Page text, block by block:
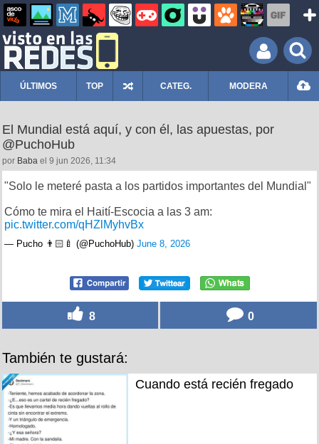
ÚLTIMOS TOP CATEG. MODERA
El Mundial está aquí, y con él, las apuestas, por
@PuchoHub
por Baba el 9 jun 2026, 11:34
"Solo le meteré pasta a los partidos importantes del Mundial"
Cómo te mira el Haití-Escocia a las 3 am:
pic.twitter.com/qHZlMyhvBx
— Pucho 👨🏻‍🍼 (@PuchoHub) June 8, 2026
8 0
También te gustará:
Cuando está recién fregado